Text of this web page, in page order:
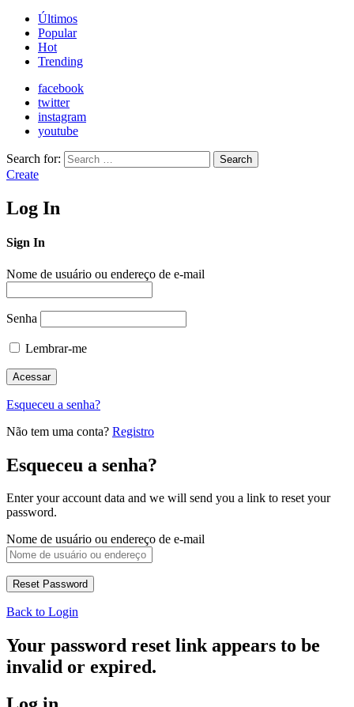
Últimos
Popular
Hot
Trending
facebook
twitter
instagram
youtube
Search for: Search
Create
Log In
Sign In
Nome de usuário ou endereço de e-mail
Senha
Lembrar-me
Esqueceu a senha?
Não tem uma conta? Registro
Esqueceu a senha?
Enter your account data and we will send you a link to reset your
password.
Nome de usuário ou endereço de e-mail
Back to Login
Your password reset link appears to be
invalid or expired.